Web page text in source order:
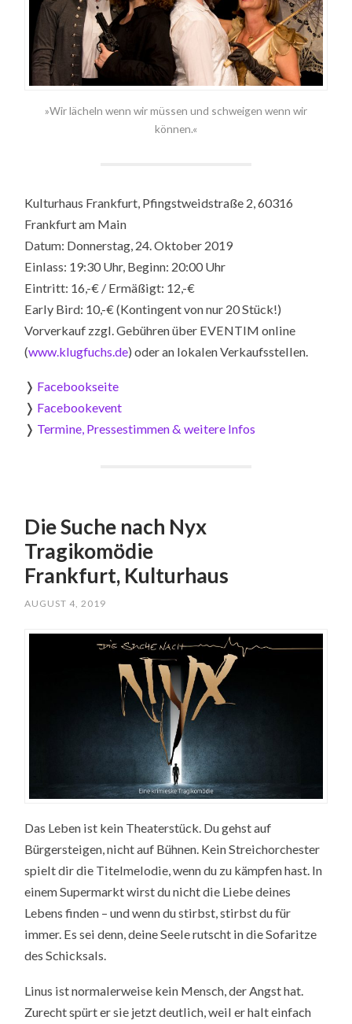
»Wir lächeln wenn wir müssen und schweigen wenn wir
können.«
Kulturhaus Frankfurt, Pfingstweidstraße 2, 60316
Frankfurt am Main
Datum: Donnerstag, 24. Oktober 2019
Einlass: 19:30 Uhr, Beginn: 20:00 Uhr
Eintritt: 16,-€ / Ermäßigt: 12,-€
Early Bird: 10,-€ (Kontingent von nur 20 Stück!)
Vorverkauf zzgl. Gebühren über EVENTIM online
(www.klugfuchs.de) oder an lokalen Verkaufsstellen.
❭ Facebookseite
❭ Facebookevent
❭ Termine, Pressestimmen & weitere Infos
Die Suche nach Nyx
Tragikomödie
Frankfurt, Kulturhaus
AUGUST 4, 2019
Das Leben ist kein Theaterstück. Du gehst auf
Bürgersteigen, nicht auf Bühnen. Kein Streichorchester
spielt dir die Titelmelodie, wenn du zu kämpfen hast. In
einem Supermarkt wirst du nicht die Liebe deines
Lebens finden – und wenn du stirbst, stirbst du für
immer. Es sei denn, deine Seele rutscht in die Sofaritze
des Schicksals.
Linus ist normalerweise kein Mensch, der Angst hat.
Zurecht spürt er sie jetzt deutlich, weil er halt einfach